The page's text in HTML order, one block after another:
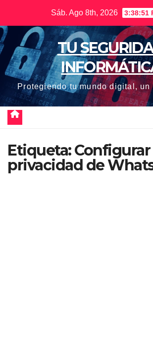
contenido
Sáb. Ago 8th, 2026 3:38:52
TU
Protegiendo tu mundo digital, un
Etiqueta:Configurar
privacidad de